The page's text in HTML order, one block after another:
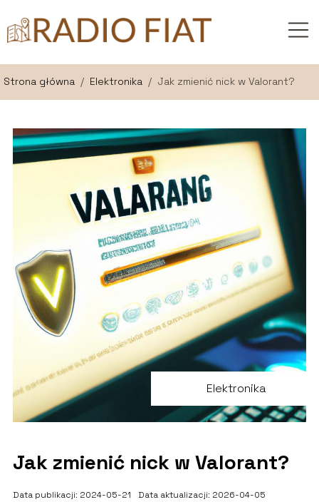
Strona główna / Elektronika / Jak zmienić nick w Valorant?
Elektronika
Jak zmienić nick w Valorant?
Data publikacji: 2024-05-21 Data aktualizacji: 2026-04-05